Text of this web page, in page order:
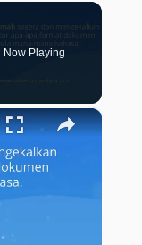
Now Playing
×